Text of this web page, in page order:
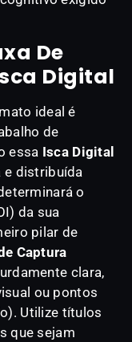
De
Digital
ideal é
de
essa Isca Digital
e distribuída
o
da sua
pilar de
Captura
clara,
ou pontos
Utilize títulos
que sejam